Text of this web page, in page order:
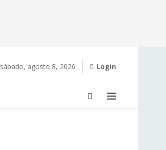
sábado, agosto 8, 2026 Login